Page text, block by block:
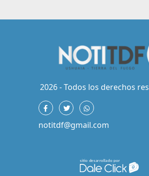
2026 - Todos los derechos
notitdf@gmail.com